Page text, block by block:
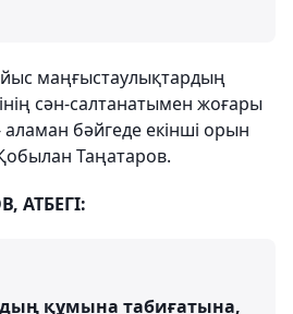
маңғыстаулықтардың
сән-салтанатымен жоғары
аламан бәйгеде екінші орын
Таңатаров.
АТБЕГІ:
құмына табиғатына,